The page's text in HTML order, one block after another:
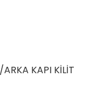
KAPI KİLİT